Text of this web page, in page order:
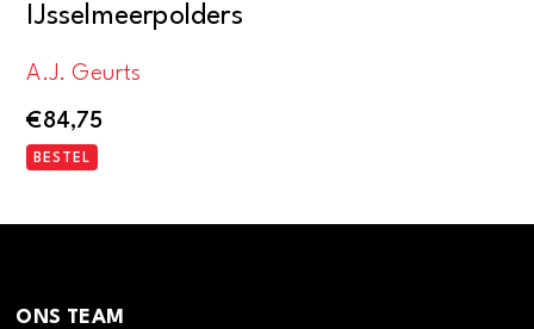
IJsselmeerpolders
A.J. Geurts
€84,75
BESTEL
ONS TEAM